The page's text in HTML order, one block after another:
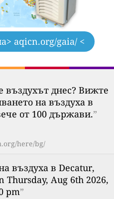
> aqicn.org/gaia/ <
въздухът днес? Вижте
на въздуха в
от 100 държави.”
here/bg/
въздуха в Decatur,
Thursday, Aug 6th 2026,
pm”